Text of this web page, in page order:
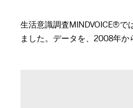
生活意識調査MINDVOICE®で
ました。データを、2008年か